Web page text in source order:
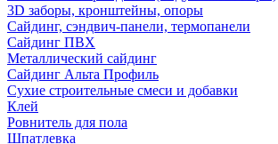
3D заборы, кронштейны, опоры
Cайдинг, сэндвич-панели, термопанели
Сайдинг ПВХ
Металлический сайдинг
Сайдинг Альта Профиль
Сухие строительные смеси и добавки
Клей
Ровнитель для пола
Шпатлевка